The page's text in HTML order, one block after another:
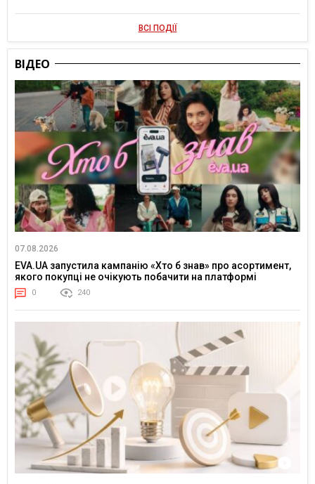
ВСІ ПОДІЇ
ВІДЕО
07.08.2026
EVA.UA запустила кампанію «Хто б знав» про асортимент,
якого покупці не очікують побачити на платформі
0 240